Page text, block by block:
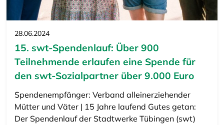
28.06.2024
15. swt-Spendenlauf: Über 900
Teilnehmende erlaufen eine Spende für
den swt-Sozialpartner über 9.000 Euro
Spendenempfänger: Verband alleinerziehender
Mütter und Väter | 15 Jahre laufend Gutes getan:
Der Spendenlauf der Stadtwerke Tübingen (swt)